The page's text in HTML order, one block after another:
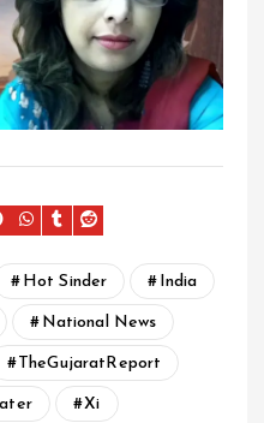
Hot Sinder India
National News
TheGujaratReport
Xi